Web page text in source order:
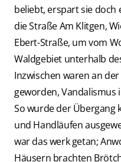
beliebt, erspart sie doch
die Straße Am Klitgen,
Ebert-Straße, um vom
Waldgebiet unterhalb
Inzwischen waren an
geworden, Vandalismus
So wurde der
und Handläufen
war das werk getan;
Häusern brachten